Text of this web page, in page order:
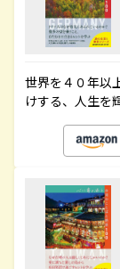
世界を４０年以
けする、人生を